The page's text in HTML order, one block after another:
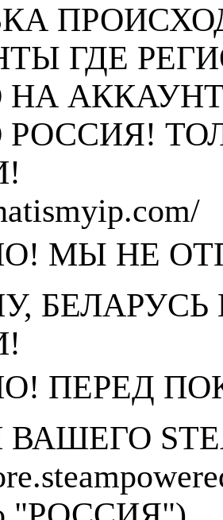
ГДЕ
НА
РОССИЯ!
МЫ НЕ
ПЕРЕД
ВАШЕГО